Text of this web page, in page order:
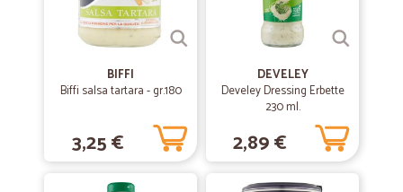
BIFFI
Biffi salsa tartara - gr.180
3,25 €
DEVELEY
Develey Dressing Erbette
230 ml.
2,89 €